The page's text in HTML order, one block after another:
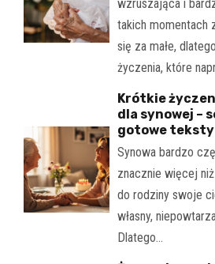
wzruszająca i
takich momentach
się za małe,
życzenia, które
Krótkie
dla synowej –
gotowe teksty
Synowa bardzo
znacznie więcej
do rodziny swoje
własny,
Dlatego…